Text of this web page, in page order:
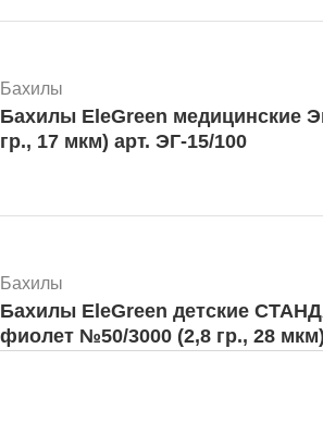
Бахилы
Бахилы EleGreen медицинские
гр., 17 мкм) арт. ЭГ-15/100
Бахилы
Бахилы EleGreen детские